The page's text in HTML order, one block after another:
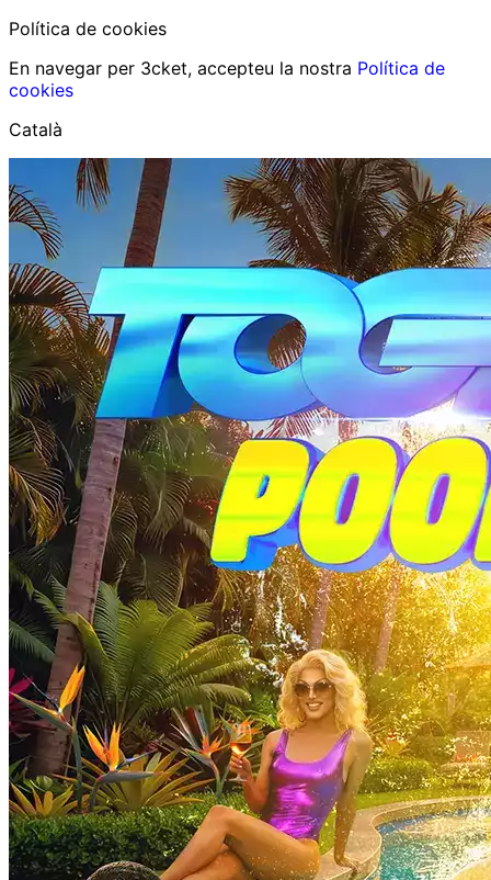
Política de cookies
En navegar per 3cket, accepteu la nostra Política de
cookies
Català